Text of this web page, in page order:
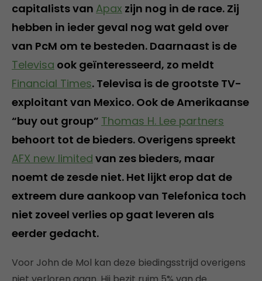
capitalists van Apax zijn nog in de race. Zij
hebben in ieder geval nog wat geld over
van PcM om te besteden. Daarnaast is de
Televisa ook geïnteresseerd, zo meldt
Financial Times. Televisa is de grootste TV-
exploitant van Mexico. Ook de Amerikaanse
“buy out group” Thomas H. Lee partners
behoort tot de bieders. Overigens spreekt
AFX new limited van zes bieders, maar
noemt de zesde niet. Het lijkt erop dat de
extreem dure aankoop van Telefonica toch
niet zoveel verlies op gaat leveren als
eerder gedacht.
Voor John de Mol kan deze biedingsstrijd overigens